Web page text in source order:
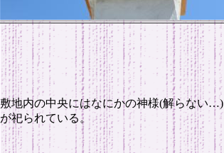
敷地内の中央にはなにかの神様(解らない…)
が祀られている。